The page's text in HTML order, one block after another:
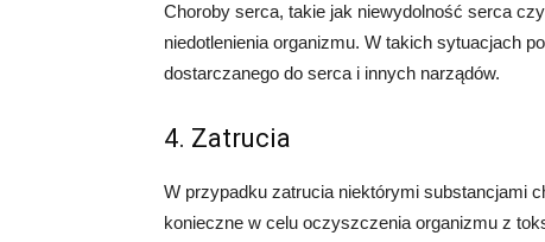
Choroby serca, takie jak niewydolność serca
niedotlenienia organizmu. W takich sytuacjach
dostarczanego do serca i innych narządów.
4. Zatrucia
W przypadku zatrucia niektórymi substancjami
konieczne w celu oczyszczenia organizmu z